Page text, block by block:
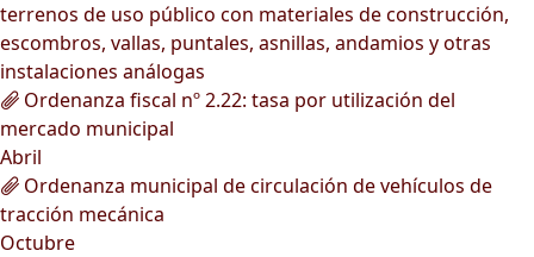
terrenos de uso público con materiales de construcción,
escombros, vallas, puntales, asnillas, andamios y otras
instalaciones análogas
Ordenanza fiscal nº 2.22: tasa por utilización del
mercado municipal
Abril
Ordenanza municipal de circulación de vehículos de
tracción mecánica
Octubre